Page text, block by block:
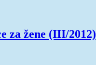
za žene (III/2012)